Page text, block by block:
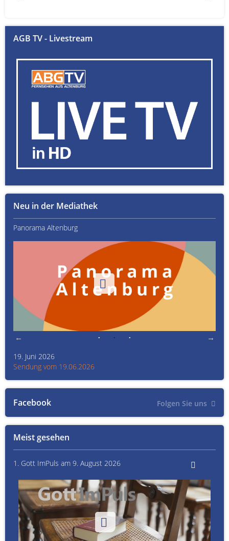
AGB TV - Livestream
Meist gesehen
1. Gott ImPuls am 9. August 2026
Facebook Folgen Sie uns
Neu in der Mediathek
Panorama Altenburg
19. Juni 2026
Sendung vom 19.06.2026